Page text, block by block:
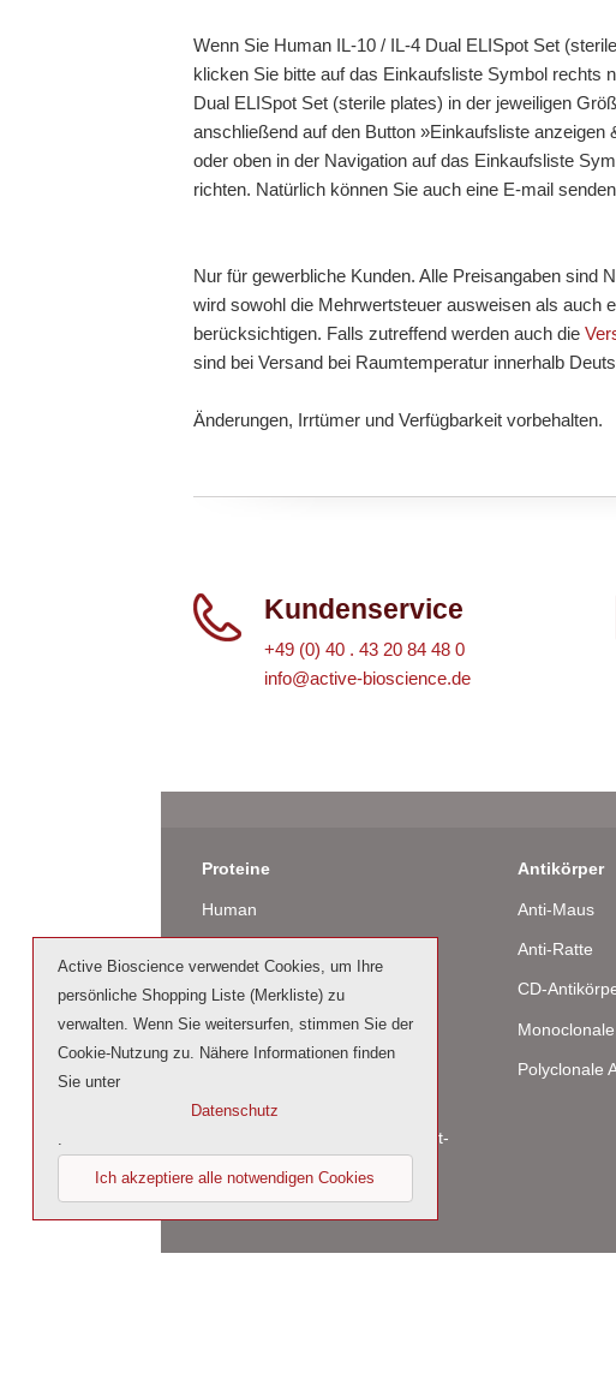
Wenn Sie Human IL-10 / IL-4 Dual ELISpot Set
klicken Sie bitte auf das Einkaufsliste Symbol rechts
Dual ELISpot Set (sterile plates) in der jeweiligen
anschließend auf den Button »Einkaufsliste
oder oben in der Navigation auf das Einkaufsliste
richten. Natürlich können Sie auch eine E-mail
Nur für gewerbliche Kunden. Alle Preisangaben sind
wird sowohl die Mehrwertsteuer ausweisen als auch
berücksichtigen. Falls zutreffend werden auch die
sind bei Versand bei Raumtemperatur innerhalb
Änderungen, Irrtümer und Verfügbarkeit vorbehalten.
Kundenservice
+49 (0) 40 . 43 20 84 48 0
info@active-bioscience.de
Proteine
Human
Ratte
Rind / Schaf
Cell culture tested premium (cct-
Antikörper
Anti-Maus
Anti-Ratte
CD-
Polyclonale
Active Bioscience verwendet Cookies, um Ihre
persönliche Shopping Liste (Merkliste) zu
verwalten. Wenn Sie weitersurfen, stimmen Sie der
Cookie-Nutzung zu. Nähere Informationen finden
Sie unter
Datenschutz
Ich akzeptiere alle notwendigen Cookies